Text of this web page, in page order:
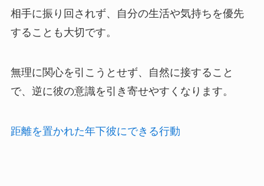
相手に振り回されず、自分の生活や気持ちを優先
することも大切です。
無理に関心を引こうとせず、自然に接すること
で、逆に彼の意識を引き寄せやすくなります。
距離を置かれた年下彼にできる行動